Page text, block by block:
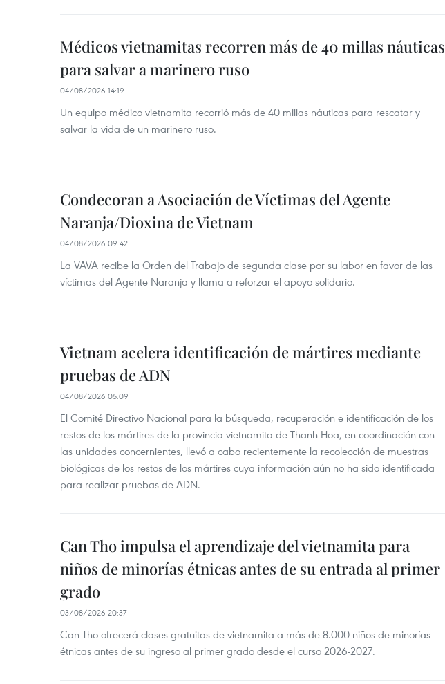
Médicos vietnamitas recorren más de 40 millas náuticas
para salvar a marinero ruso
04/08/2026 14:19
Un equipo médico vietnamita recorrió más de 40 millas náuticas para rescatar y
salvar la vida de un marinero ruso.
Condecoran a Asociación de Víctimas del Agente
Naranja/Dioxina de Vietnam
04/08/2026 09:42
La VAVA recibe la Orden del Trabajo de segunda clase por su labor en favor de las
víctimas del Agente Naranja y llama a reforzar el apoyo solidario.
Vietnam acelera identificación de mártires mediante
pruebas de ADN
04/08/2026 05:09
El Comité Directivo Nacional para la búsqueda, recuperación e identificación de los
restos de los mártires de la provincia vietnamita de Thanh Hoa, en coordinación con
las unidades concernientes, llevó a cabo recientemente la recolección de muestras
biológicas de los restos de los mártires cuya información aún no ha sido identificada
para realizar pruebas de ADN.
Can Tho impulsa el aprendizaje del vietnamita para
niños de minorías étnicas antes de su entrada al primer
grado
03/08/2026 20:37
Can Tho ofrecerá clases gratuitas de vietnamita a más de 8.000 niños de minorías
étnicas antes de su ingreso al primer grado desde el curso 2026-2027.